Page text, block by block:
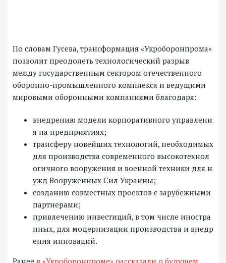
По словам Гусева, трансформация «Укроборонпрома»
позволит преодолеть технологический разрыв
между государственным сектором отечественного
оборонно-промышленного комплекса и ведущими
мировыми оборонными компаниями благодаря:
внедрению модели корпоративного управлени
я на предприятиях;
трансферу новейших технологий, необходимых
для производства современного высокотехнол
огичного вооружения и военной техники для н
ужд Вооруженных Сил Украины;
созданию совместных проектов с зарубежными
партнерами;
привлечению инвестиций, в том числе иностра
нных, для модернизации производства и внедр
ения инноваций.